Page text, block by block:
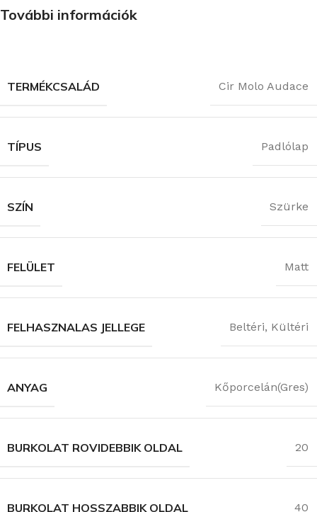
További információk
TERMÉKCSALÁD Cir Molo Audace
TÍPUS Padlólap
SZÍN Szürke
FELÜLET Matt
FELHASZNALAS JELLEGE Beltéri, Kültéri
ANYAG Kőporcelán(Gres)
BURKOLAT ROVIDEBBIK OLDAL 20
BURKOLAT HOSSZABBIK OLDAL 40